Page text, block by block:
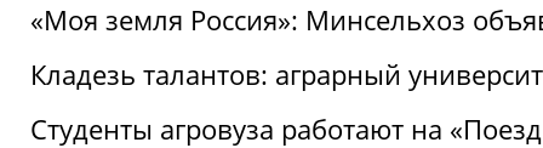
«Моя земля Россия»: Минсельхоз
Кладезь талантов: аграрный
Студенты агровуза работают на